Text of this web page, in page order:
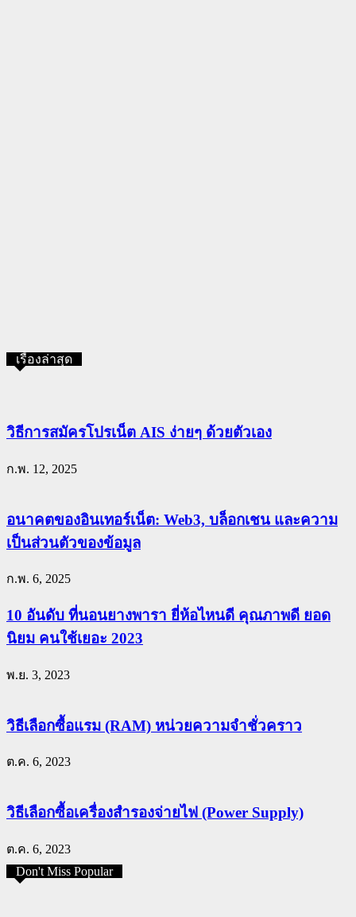
เรื่องล่าสุด
วิธีการสมัครโปรเน็ต AIS ง่ายๆ ด้วยตัวเอง
ก.พ. 12, 2025
อนาคตของอินเทอร์เน็ต: Web3, บล็อกเชน และความ
เป็นส่วนตัวของข้อมูล
ก.พ. 6, 2025
10 อันดับ ที่นอนยางพารา ยี่ห้อไหนดี คุณภาพดี ยอด
นิยม คนใช้เยอะ 2023
พ.ย. 3, 2023
วิธีเลือกซื้อแรม (RAM) หน่วยความจำชั่วคราว
ต.ค. 6, 2023
วิธีเลือกซื้อเครื่องสำรองจ่ายไฟ (Power Supply)
ต.ค. 6, 2023
Don't Miss Popular